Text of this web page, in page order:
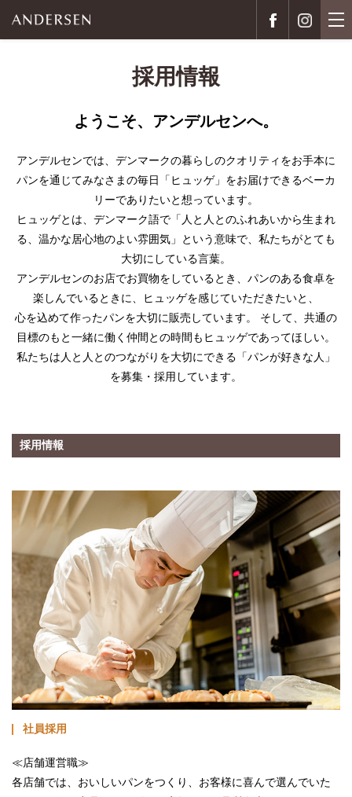
採用情報
ようこそ、アンデルセンへ。
アンデルセンでは、デンマークの暮らしのクオリティをお手本に
パンを通じてみなさまの毎日「ヒュッゲ」をお届けできるベーカ
リーでありたいと想っています。
ヒュッゲとは、デンマーク語で「人と人とのふれあいから生まれ
る、温かな居心地のよい雰囲気」という意味で、私たちがとても
大切にしている言葉。
アンデルセンのお店でお買物をしているとき、パンのある食卓を
楽しんでいるときに、ヒュッゲを感じていただきたいと、
心を込めて作ったパンを大切に販売しています。 そして、共通の
目標のもと一緒に働く仲間との時間もヒュッゲであってほしい。
私たちは人と人とのつながりを大切にできる「パンが好きな人」
を募集・採用しています。
採用情報
社員採用
≪店舗運営職≫
各店舗では、おいしいパンをつくり、お客様に喜んで選んでいた